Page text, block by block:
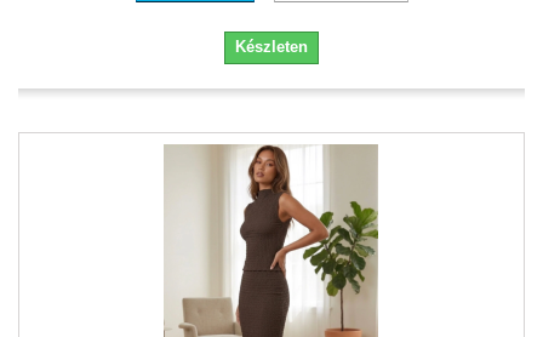
Készleten